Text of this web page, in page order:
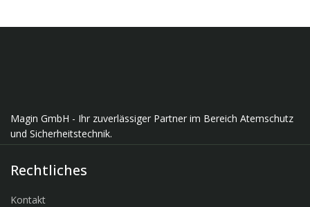
Magin GmbH - Ihr zuverlässiger Partner im Bereich Atemschutz
und Sicherheitstechnik.
Rechtliches
Kontakt